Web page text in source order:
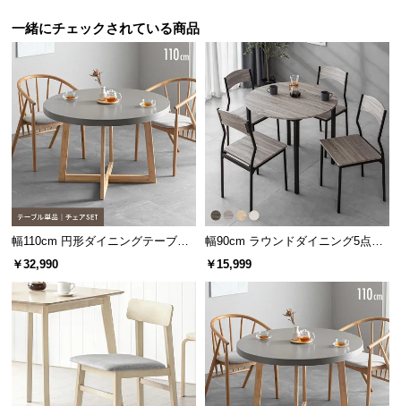
い
会
員
規
約
に
い
サ
突板とは
合板などに薄くスライスした天然木を貼り付けた
板のこと。無垢材よりお手入れが簡単で、木目や
天然木の風合いを楽しめるのが特徴です。
こだわりの天板素材
木目の素材感を最大限に引き出すため、カラーごと
に最適な木材を厳選し採用しています。
一緒にチェックされている商品
幅110cm 円形ダイニングテーブル
4人掛け
￥32,990
幅90cm ラウンドダイニング5点セ
ット 4人掛け
￥15,999